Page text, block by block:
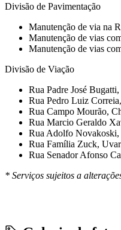
Divisão de Pavimentação
Manutenção de via na
Manutenção de vias
Manutenção de vias
Divisão de Viação
Rua Padre José
Rua Pedro Luiz
Rua Campo Mourão,
Rua Marcio Geraldo
Rua Adolfo Novakoski,
Rua Família Zuck,
Rua Senador Afonso
* Serviços sujeitos a